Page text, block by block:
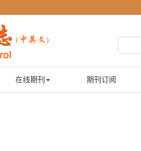
在线期刊 期刊订阅